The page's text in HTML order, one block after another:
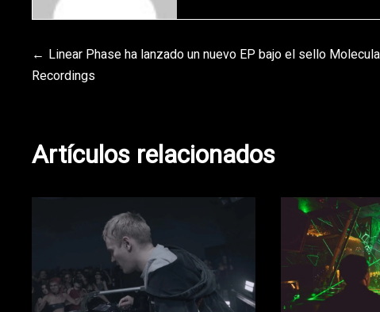
Navegación
entradas
Linear Phase ha lanzado un nuevo EP bajo el sello
Recordings
Artículos relacionados